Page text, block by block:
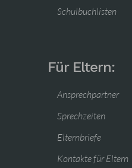
Schulbuchlisten
Für Eltern:
Ansprechpartner
Sprechzeiten
Elternbriefe
Kontakte für Eltern